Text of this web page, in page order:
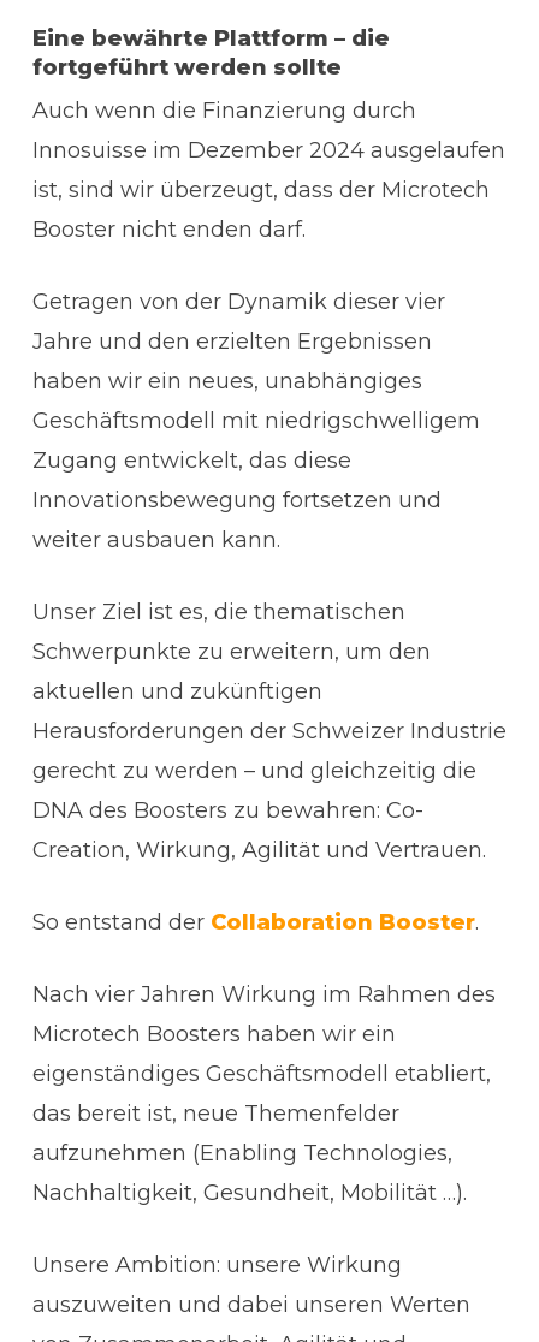
Eine bewährte Plattform – die
fortgeführt werden sollte
Auch wenn die Finanzierung durch
Innosuisse im Dezember 2024 ausgelaufen
ist, sind wir überzeugt, dass der Microtech
Booster nicht enden darf.
Getragen von der Dynamik dieser vier
Jahre und den erzielten Ergebnissen
haben wir ein neues, unabhängiges
Geschäftsmodell mit niedrigschwelligem
Zugang entwickelt, das diese
Innovationsbewegung fortsetzen und
weiter ausbauen kann.
Unser Ziel ist es, die thematischen
Schwerpunkte zu erweitern, um den
aktuellen und zukünftigen
Herausforderungen der Schweizer Industrie
gerecht zu werden – und gleichzeitig die
DNA des Boosters zu bewahren: Co-
Creation, Wirkung, Agilität und Vertrauen.
So entstand der Collaboration Booster.
Nach vier Jahren Wirkung im Rahmen des
Microtech Boosters haben wir ein
eigenständiges Geschäftsmodell etabliert,
das bereit ist, neue Themenfelder
aufzunehmen (Enabling Technologies,
Nachhaltigkeit, Gesundheit, Mobilität …).
Unsere Ambition: unsere Wirkung
auszuweiten und dabei unseren Werten